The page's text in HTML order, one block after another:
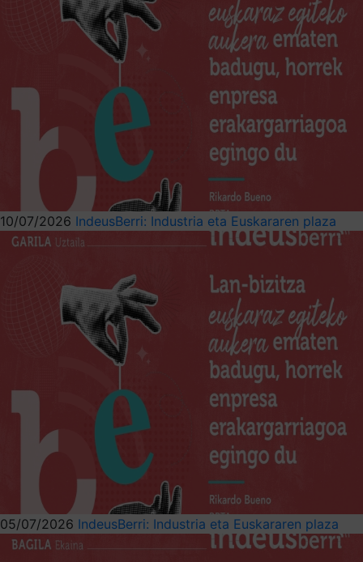
10/07/2026 IndeusBerri: Industria eta Euskararen plaza
05/07/2026 IndeusBerri: Industria eta Euskararen plaza